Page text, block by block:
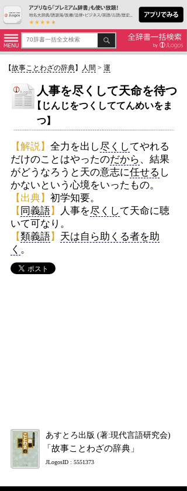
【故事ことわざの辞典】 人間 > 運
人事を尽くして天命を待つ
【じんじをつくしててんめいをま
つ】
【解説】 全力を出し尽くしてやれる
だけのことはやったのだから 、結果
がどうなろうと天の意志に任せる し
かないという心境をいったもの。
【出典】 初学知要。
【 同義語】 人事を尽くして天命に聴
いて可なり。
【類義語】 天は自ら助くる者を助
く 。
あすとろ出版 (著:現代言語研究会)
「故事ことわざの辞典」
JLogosID : 5551373